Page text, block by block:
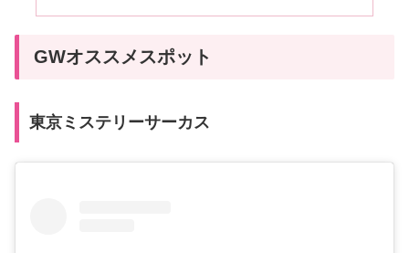
GWオススメスポット
東京ミステリーサーカス